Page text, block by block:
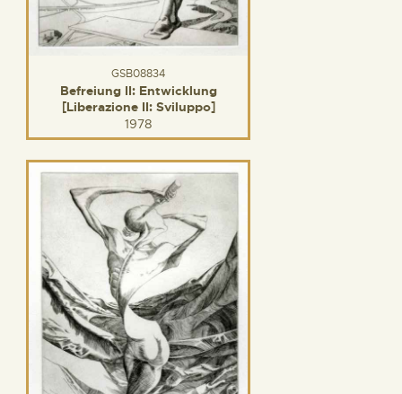
GSB08834
Befreiung II: Entwicklung
[Liberazione II: Sviluppo]
1978